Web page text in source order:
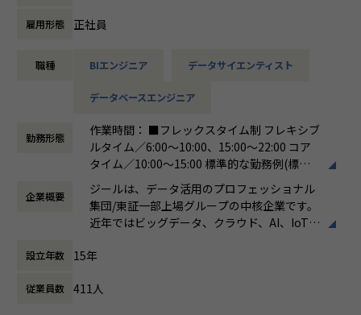
ます。お客様に対する長期的な貢献を果たす
【詳細】
画、設計、実装まで、プロジェクトに一気通貫で関わってい
●主に要件定義からテストまでお任せします。開発だけでな
エンドユーザーとのコミュニケーション能力など、幅広い経
験に基づくスキルアップ・キャリアアップが可能な環境で
●エンドユーザー様と直接やり取りをする立場であり、要件
定義など上流工程に携われます。
■募集背景
るための増員です。
雇用形態 正社員
職種 BIエンジニア データサイエンティスト
データベースエンジニア
勤務形態
作業時間： ■フレックスタイム制 フレキシブ
ルタイム／6:00～10:00、15:00～22:00 コア
タイム／10:00～15:00 標準的な勤務例(標準
労働時間)／9:00～18:00
働き方：フレックス制（コアタイムあり）
時間外労働の有無： 有（月平均19時間）
休憩時間： 60分
企業概要
ジールは、データ活用のプロフェッショナル
集団/東証一部上場グループの中核企業です。
近年ではビッグデータ、クラウド、AI、IoTを
する立場にスコープを拡張しています。
顧客の大半は大手企業となっており、30年以
設立年数 15年
従業員数 411人